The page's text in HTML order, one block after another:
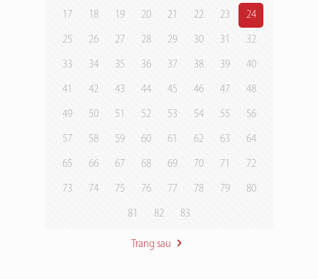
17 18 19 20 21 22 23 24
25 26 27 28 29 30 31 32
33 34 35 36 37 38 39 40
41 42 43 44 45 46 47 48
49 50 51 52 53 54 55 56
57 58 59 60 61 62 63 64
65 66 67 68 69 70 71 72
73 74 75 76 77 78 79 80
81 82 83
Trang sau